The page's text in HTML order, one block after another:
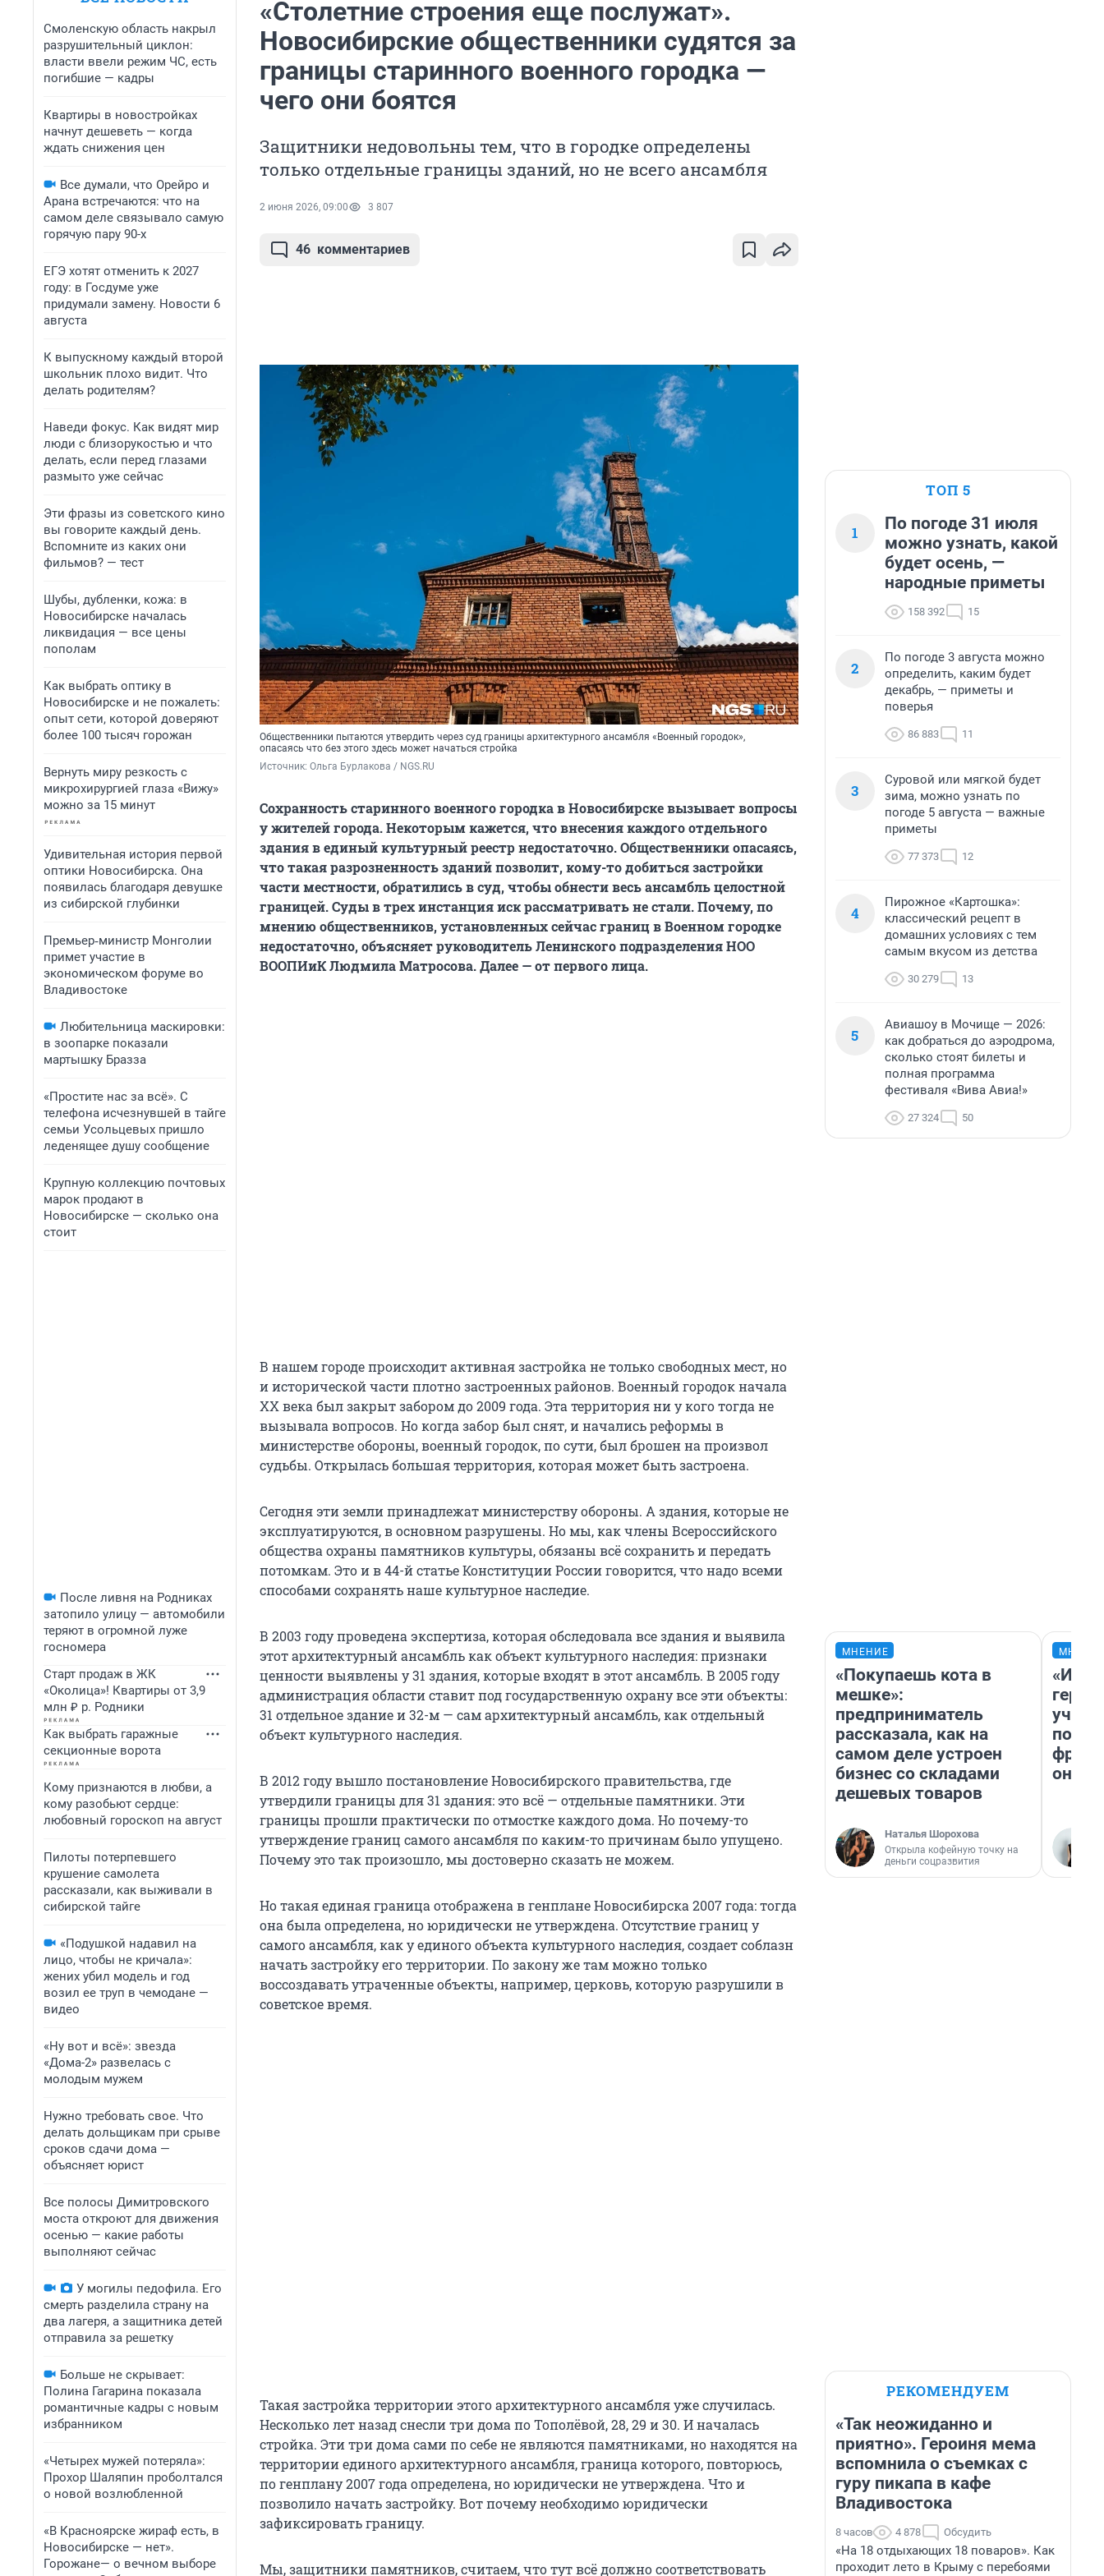
Смоленскую область накрыл
разрушительный циклон:
власти ввели режим ЧС, есть
погибшие — кадры
Квартиры в новостройках
начнут дешеветь — когда
ждать снижения цен
Все думали, что Орейро и
Арана встречаются: что на
самом деле связывало самую
горячую пару 90-х
ЕГЭ хотят отменить к 2027
году: в Госдуме уже
придумали замену. Новости 6
августа
К выпускному каждый второй
школьник плохо видит. Что
делать родителям?
Наведи фокус. Как видят мир
люди с близорукостью и что
делать, если перед глазами
размыто уже сейчас
Эти фразы из советского кино
вы говорите каждый день.
Вспомните из каких они
фильмов? — тест
Шубы, дубленки, кожа: в
Новосибирске началась
ликвидация — все цены
пополам
Как выбрать оптику в
Новосибирске и не пожалеть:
опыт сети, которой доверяют
более 100 тысяч горожан
Вернуть миру резкость с
микрохирургией глаза «Вижу»
можно за 15 минут
Удивительная история первой
оптики Новосибирска. Она
появилась благодаря девушке
из сибирской глубинки
Премьер‑министр Монголии
примет участие в
экономическом форуме во
Владивостоке
Любительница маскировки:
в зоопарке показали
мартышку Бразза
«Простите нас за всё». С
телефона исчезнувшей в тайге
семьи Усольцевых пришло
леденящее душу сообщение
Крупную коллекцию почтовых
марок продают в
Новосибирске — сколько она
стоит
После ливня на Родниках
затопило улицу — автомобили
теряют в огромной луже
госномера
Старт продаж в ЖК
«Околица»! Квартиры от 3,9
млн ₽ р. Родники
Как выбрать гаражные
секционные ворота
Кому признаются в любви, а
кому разобьют сердце:
любовный гороскоп на август
Пилоты потерпевшего
крушение самолета
рассказали, как выживали в
сибирской тайге
«Подушкой надавил на
лицо, чтобы не кричала»:
жених убил модель и год
возил ее труп в чемодане —
видео
«Ну вот и всё»: звезда
«Дома-2» развелась с
молодым мужем
Нужно требовать свое. Что
делать дольщикам при срыве
сроков сдачи дома —
объясняет юрист
Все полосы Димитровского
моста откроют для движения
осенью — какие работы
выполняют сейчас
У могилы педофила. Его
смерть разделила страну на
два лагеря, а защитника детей
отправила за решетку
Больше не скрывает:
Полина Гагарина показала
романтичные кадры с новым
избранником
«Четырех мужей потеряла»:
Прохор Шаляпин проболтался
о новой возлюбленной
«В Красноярске жираф есть, в
Новосибирске — нет».
Горожане— о вечном выборе
«Столетние строения еще послужат».
Новосибирские общественники судятся за
границы старинного военного городка —
чего они боятся
Защитники недовольны тем, что в городке определены
только отдельные границы зданий, но не всего ансамбля
2 июня 2026, 09:00 3 807
46 комментариев
Общественники пытаются утвердить через суд границы архитектурного ансамбля «Военный городок»,
опасаясь что без этого здесь может начаться стройка
Источник: Ольга Бурлакова / NGS.RU
Сохранность старинного военного городка в Новосибирске вызывает вопросы
у жителей города. Некоторым кажется, что внесения каждого отдельного
здания в единый культурный реестр недостаточно. Общественники опасаясь,
что такая разрозненность зданий позволит, кому-то добиться застройки
части местности, обратились в суд, чтобы обнести весь ансамбль целостной
границей. Суды в трех инстанция иск рассматривать не стали. Почему, по
мнению общественников, установленных сейчас границ в Военном городке
недостаточно, объясняет руководитель Ленинского подразделения НОО
ВООПИиК Людмила Матросова. Далее — от первого лица.
В нашем городе происходит активная застройка не только свободных мест, но
и исторической части плотно застроенных районов. Военный городок начала
ХХ века был закрыт забором до 2009 года. Эта территория ни у кого тогда не
вызывала вопросов. Но когда забор был снят, и начались реформы в
министерстве обороны, военный городок, по сути, был брошен на произвол
судьбы. Открылась большая территория, которая может быть застроена.
Сегодня эти земли принадлежат министерству обороны. А здания, которые не
эксплуатируются, в основном разрушены. Но мы, как члены Всероссийского
общества охраны памятников культуры, обязаны всё сохранить и передать
потомкам. Это и в 44-й статье Конституции России говорится, что надо всеми
способами сохранять наше культурное наследие.
В 2003 году проведена экспертиза, которая обследовала все здания и выявила
этот архитектурный ансамбль как объект культурного наследия: признаки
ценности выявлены у 31 здания, которые входят в этот ансамбль. В 2005 году
администрация области ставит под государственную охрану все эти объекты:
31 отдельное здание и 32-м — сам архитектурный ансамбль, как отдельный
объект культурного наследия.
В 2012 году вышло постановление Новосибирского правительства, где
утвердили границы для 31 здания: это всё — отдельные памятники. Эти
границы прошли практически по отмостке каждого дома. Но почему-то
утверждение границ самого ансамбля по каким-то причинам было упущено.
Почему это так произошло, мы достоверно сказать не можем.
Но такая единая граница отображена в генплане Новосибирска 2007 года: тогда
она была определена, но юридически не утверждена. Отсутствие границ у
самого ансамбля, как у единого объекта культурного наследия, создает соблазн
начать застройку его территории. По закону же там можно только
воссоздавать утраченные объекты, например, церковь, которую разрушили в
советское время.
Такая застройка территории этого архитектурного ансамбля уже случилась.
Несколько лет назад снесли три дома по Тополёвой, 28, 29 и 30. И началась
стройка. Эти три дома сами по себе не являются памятниками, но находятся на
территории единого архитектурного ансамбля, граница которого, повторюсь,
по генплану 2007 года определена, но юридически не утверждена. Что и
позволило начать застройку. Вот почему необходимо юридически
зафиксировать границу.
Мы, защитники памятников, считаем, что тут всё должно соответствовать
ТОП 5
1
По погоде 31 июля
можно узнать, какой
будет осень, —
народные приметы
158 392 15
2
По погоде 3 августа можно
определить, каким будет
декабрь, — приметы и
поверья
86 883 11
3
Суровой или мягкой будет
зима, можно узнать по
погоде 5 августа — важные
приметы
77 373 12
4
Пирожное «Картошка»:
классический рецепт в
домашних условиях с тем
самым вкусом из детства
30 279 13
5
Авиашоу в Мочище — 2026:
как добраться до аэродрома,
сколько стоят билеты и
полная программа
фестиваля «Вива Авиа!»
27 324 50
МНЕНИЕ
«Покупаешь кота в
мешке»:
предприниматель
рассказала, как на
самом деле устроен
бизнес со складами
дешевых товаров
Наталья Шорохова
Открыла кофейную точку на
деньги соцразвития
учит
она
РЕКОМЕНДУЕМ
«Так неожиданно и
приятно». Героиня мема
вспомнила о съемках с
гуру пикапа в кафе
Владивостока
8 часов 4 878 Обсудить
«На 18 отдыхающих 18 поваров». Как
проходит лето в Крыму с перебоями